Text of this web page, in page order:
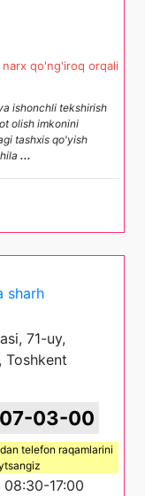
narx qo'ng'iroq orqali
ishonchli tekshirish
olish imkonini
tashxis qo'yish
...
sharh
71-uy,
Toshkent
03-00
telefon raqamlarini
08:30-17:00